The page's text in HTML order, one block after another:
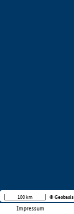
Impressum
100 km ©